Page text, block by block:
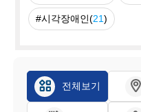
#시각장애인(21)
전체보기